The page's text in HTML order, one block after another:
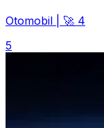
Otomobil
🚀 4
5